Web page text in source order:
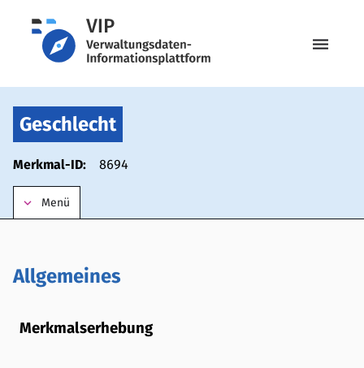
menu
Geschlecht
Merkmal-ID: 8694
keyboard_arrow_down Menü
Allgemeines
Merkmalserhebung